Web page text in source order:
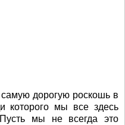
самую дорогую роскошь в
которого мы все здесь
мы не всегда это